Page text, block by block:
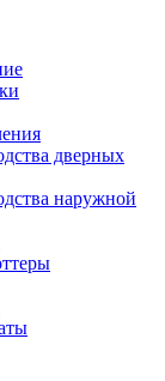
дверных
наружной